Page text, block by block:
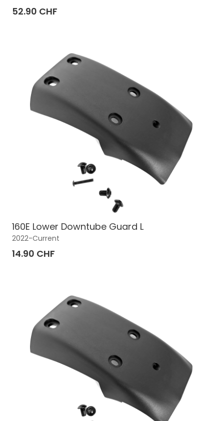
52.90 CHF
160E Lower Downtube Guard L
2022-Current
14.90 CHF